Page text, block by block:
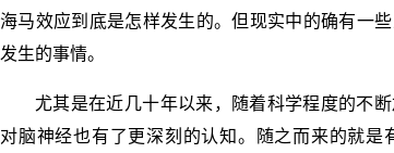
海马效应到底是怎样发生的。但现实中的确有一
发生的事情。
尤其是在近几十年以来，随着科学程度的不
对脑神经也有了更深刻的认知。随之而来的就